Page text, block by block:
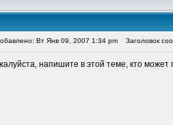
Вт Янв 09, 2007 1:34 pm Заголовок
напишите в этой теме, кто